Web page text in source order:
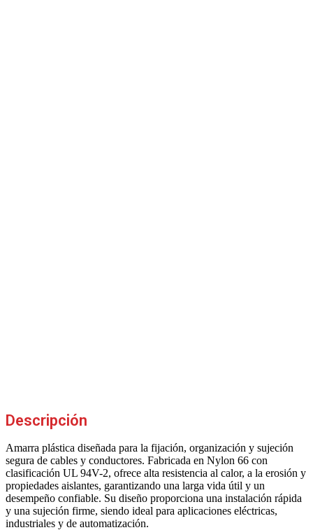
Descripción
Amarra plástica diseñada para la fijación, organización y sujeción
segura de cables y conductores. Fabricada en Nylon 66 con
clasificación UL 94V-2, ofrece alta resistencia al calor, a la erosión y
propiedades aislantes, garantizando una larga vida útil y un
desempeño confiable. Su diseño proporciona una instalación rápida
y una sujeción firme, siendo ideal para aplicaciones eléctricas,
industriales y de automatización.